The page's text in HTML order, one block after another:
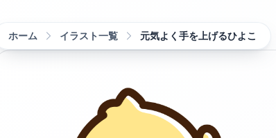
ホーム イラスト一覧 元気よく手を上げるひよこ